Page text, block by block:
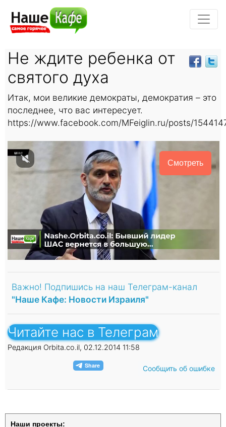
Не ждите ребенка от
святого духа
Итак, мои великие демократы, демократия – это
последнее, что вас интересует.
https://www.facebook.com/MFeiglin.ru/posts/
Смотреть
Важно! Подпишись на наш Телеграм-канал
"Наше Кафе: Новости Израиля"
Читайте нас в Телеграм
Редакция Orbita.co.il, 02.12.2014 11:58
Сообщить об ошибке
Наши проекты: